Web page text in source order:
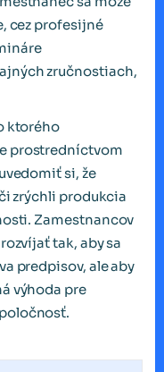
cez profesijné
zručnostiach,
ktorého
prostredníctvom
si, že
zrýchli produkcia
Zamestnancov
tak, aby sa
predpisov, ale aby
výhoda pre